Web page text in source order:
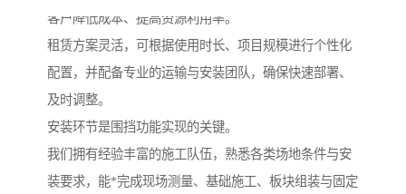
客户降低成本、提高资源利用率。
租赁方案灵活，可根据使用时长、项目规模进行个性化
配置，并配备专业的运输与安装团队，确保快速部署、
及时调整。
安装环节是围挡功能实现的关键。
我们拥有经验丰富的施工队伍，熟悉各类场地条件与安
装要求，能*完成现场测量、基础施工、板块组装与固定